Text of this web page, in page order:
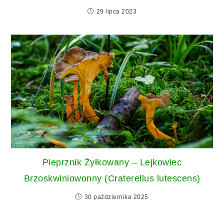
29 lipca 2023
Pieprznik Żyłkowany – Lejkowiec
Brzoskwiniowonny (Craterellus lutescens)
30 października 2025